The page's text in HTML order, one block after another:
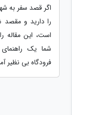
اگر قصد سفر به
را دارید و مقصد
است، این مقاله
شما یک
فرودگاه بی نظیر